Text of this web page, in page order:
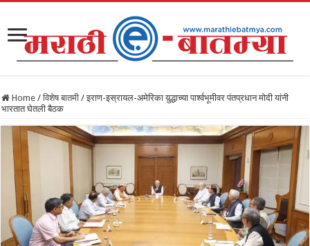
Home / विशेष बातमी / इराण-इस्रायल-अमेरिका य़ुद्धाच्या पार्श्वभूमीवर पंतप्रधान मोदी यांनी
भारतात घेतली बैठक